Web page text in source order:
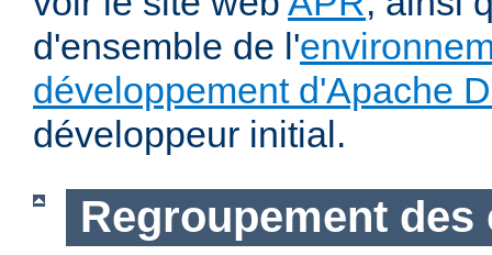
d'ensemble de l'
développement d'Apache
développeur initial.
Regroupement